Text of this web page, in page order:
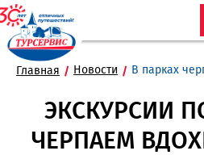
Главная Новости В парках
ЭКСКУРСИИ
ЧЕРПАЕМ